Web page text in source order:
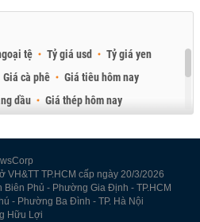
tệ Tỷ giá usd
Tỷ giá yen
Giá cà phê
Giá tiêu hôm nay
dầu
Giá thép hôm nay
VH&TT TP.HCM cấp ngày 20/3/2026
Phủ - Phường Gia Định - TP.HCM
- Phường Ba Đình - TP. Hà Nội
Hữu Lợi